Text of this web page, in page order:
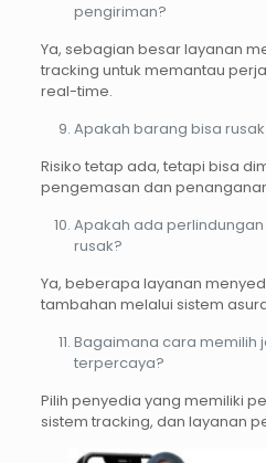
pengiriman?
Ya, sebagian besar layanan
tracking untuk memantau
real-time.
Apakah barang bisa
Risiko tetap ada, tetapi bisa
pengemasan dan
Apakah ada
rusak?
Ya, beberapa layanan
tambahan melalui sistem
Bagaimana cara memilih
terpercaya?
Pilih penyedia yang memiliki
sistem tracking, dan layanan